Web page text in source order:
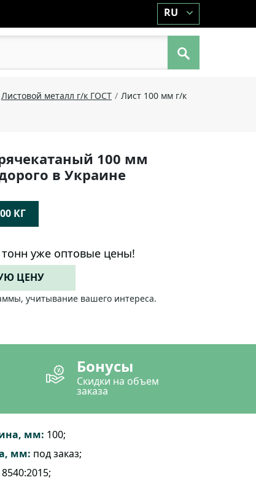
RU
Листовой металл г/к ГОСТ Лист 100 мм г/к
100 мм
в Украине
КГ
уже оптовые цены!
ЦЕНУ
учитывание вашего интереса.
Бонусы
Скидки на объем
заказа
мм: 100;
мм: под заказ;
8540:2015;